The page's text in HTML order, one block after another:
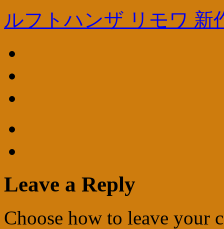
ルフトハンザ リモワ 新
Leave a Reply
Choose how to leave your